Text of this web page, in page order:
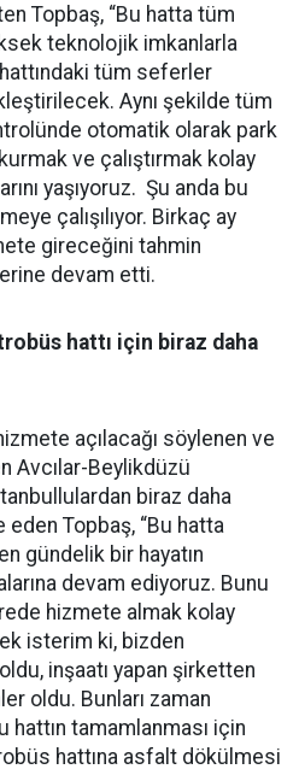
Topbaş, “Bu hatta tüm
teknolojik imkanlarla
tüm seferler
Aynı şekilde tüm
otomatik olarak park
ve çalıştırmak kolay
yaşıyoruz. Şu anda bu
çalışılıyor. Birkaç ay
gireceğini tahmin
devam etti.
hattı için biraz daha
açılacağı söylenen ve
Avcılar-Beylikdüzü
biraz daha
Topbaş, “Bu hatta
gündelik bir hayatın
devam ediyoruz. Bunu
hizmete almak kolay
isterim ki, bizden
inşaatı yapan şirketten
oldu. Bunları zaman
hattın tamamlanması için
hattına asfalt dökülmesi